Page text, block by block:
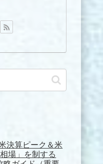
決算ピーク＆米
場」を制する